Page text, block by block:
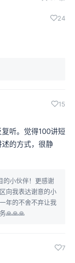
24
15
听。觉得100讲短
的方式，很静
的小伙伴！更感谢
向我表达谢意的小
年的不舍不弃让我
🙏🙏🙏
7